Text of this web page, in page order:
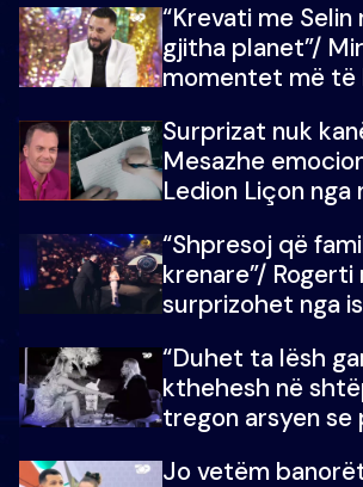
“Krevati me
gjitha planet”/
momentet më të
mungojë zilja e
Surprizat nuk
Mesazhe
Ledion Liçon nga
mban dot lotët:
“Shpresoj që
krenare”/
surprizohet nga
“Duhet ta lësh
kthehesh në
tregon arsyen se
çoja luftën time
Jo vetëm